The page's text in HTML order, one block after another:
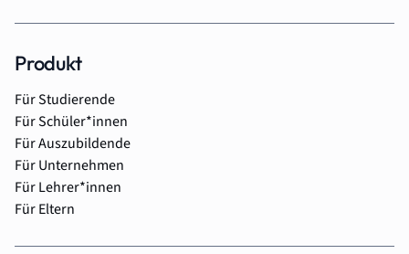
Produkt
Für Studierende
Für Schüler*innen
Für Auszubildende
Für Unternehmen
Für Lehrer*innen
Für Eltern